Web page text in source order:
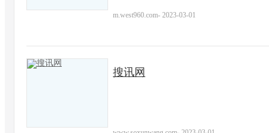
m.west960.com- 2023-03-01
搜讯网